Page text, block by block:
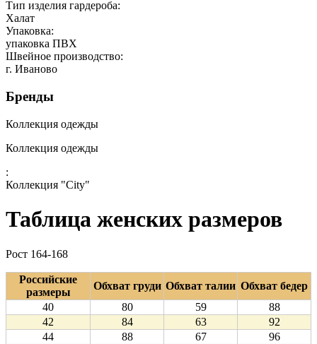
Тип изделия гардероба:
Халат
Упаковка:
упаковка ПВХ
Швейное производство:
г. Иваново
Бренды
Коллекция одежды
Коллекция одежды
:
Коллекция "City"
Таблица женских размеров
Рост 164-168
Российские
размеры
Обхват груди Обхват талии Обхват бедер
40
80 59
88
42
84 63
92
44
88 67
96